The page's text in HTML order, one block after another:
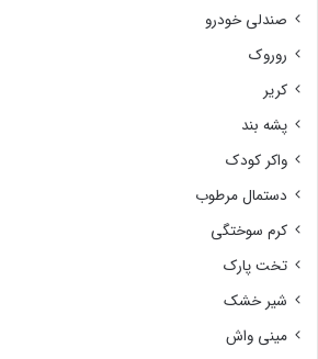
صندلی خودرو
روروک
کریر
پشه بند
واکر کودک
دستمال مرطوب
کرم سوختگی
تخت پارک
شیر خشک
مینی واش